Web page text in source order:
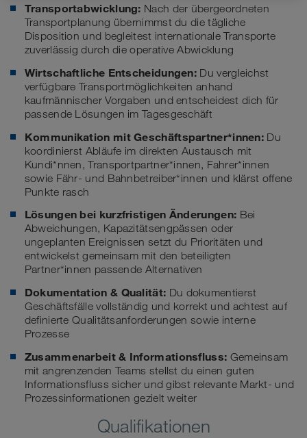
Transportabwicklung: Nach der übergeordneten
Transportplanung übernimmst du die tägliche
Disposition und begleitest internationale Transporte
zuverlässig durch die operative Abwicklung
Wirtschaftliche Entscheidungen: Du vergleichst
verfügbare Transportmöglichkeiten anhand
kaufmännischer Vorgaben und entscheidest dich für
passende Lösungen im Tagesgeschäft
Kommunikation mit Geschäftspartner*innen: Du
koordinierst Abläufe im direkten Austausch mit
Kundi*nnen, Transportpartner*innen, Fahrer*innen
sowie Fähr- und Bahnbetreiber*innen und klärst offene
Punkte rasch
Lösungen bei kurzfristigen Änderungen: Bei
Abweichungen, Kapazitätsengpässen oder
ungeplanten Ereignissen setzt du Prioritäten und
entwickelst gemeinsam mit den beteiligten
Partner*innen passende Alternativen
Dokumentation & Qualität: Du dokumentierst
Geschäftsfälle vollständig und korrekt und achtest auf
definierte Qualitätsanforderungen sowie interne
Prozesse
Zusammenarbeit & Informationsfluss: Gemeinsam
mit angrenzenden Teams stellst du einen guten
Informationsfluss sicher und gibst relevante Markt- und
Prozessinformationen gezielt weiter
Qualifikationen